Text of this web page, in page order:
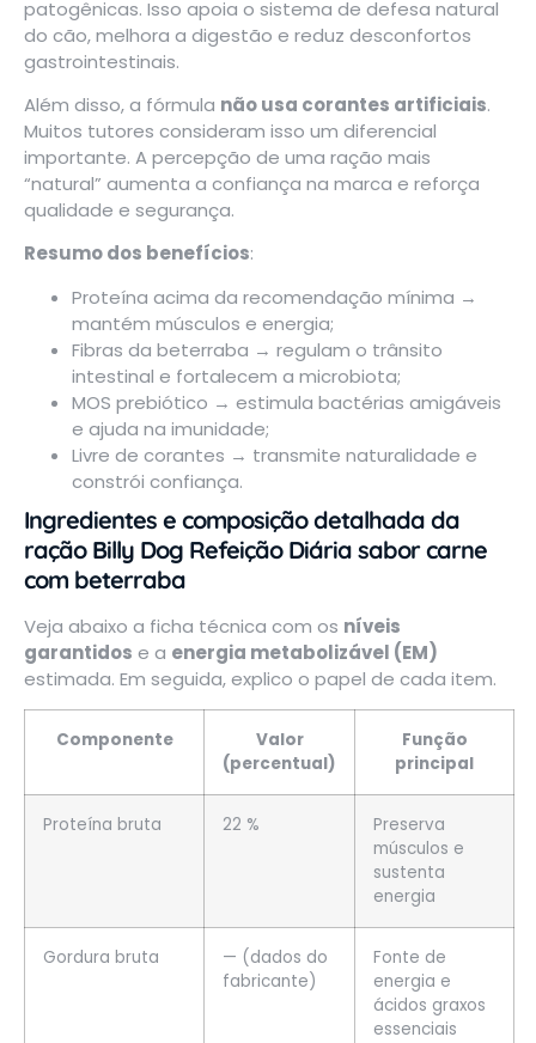
patogênicas. Isso apoia o sistema de defesa natural
do cão, melhora a digestão e reduz desconfortos
gastrointestinais.
Além disso, a fórmula não usa corantes artificiais.
Muitos tutores consideram isso um diferencial
importante. A percepção de uma ração mais
“natural” aumenta a confiança na marca e reforça
qualidade e segurança.
Resumo dos benefícios:
Proteína acima da recomendação mínima →
mantém músculos e energia;
Fibras da beterraba → regulam o trânsito
intestinal e fortalecem a microbiota;
MOS prebiótico → estimula bactérias amigáveis
e ajuda na imunidade;
Livre de corantes → transmite naturalidade e
constrói confiança.
Ingredientes e composição detalhada da
ração Billy Dog Refeição Diária sabor carne
com beterraba
Veja abaixo a ficha técnica com os níveis
garantidos e a energia metabolizável (EM)
estimada. Em seguida, explico o papel de cada item.
Componente
Valor
(percentual)
Função
principal
Proteína bruta 22 %
Preserva
músculos e
sustenta
energia
Gordura bruta
— (dados do
fabricante)
Fonte de
energia e
ácidos graxos
essenciais